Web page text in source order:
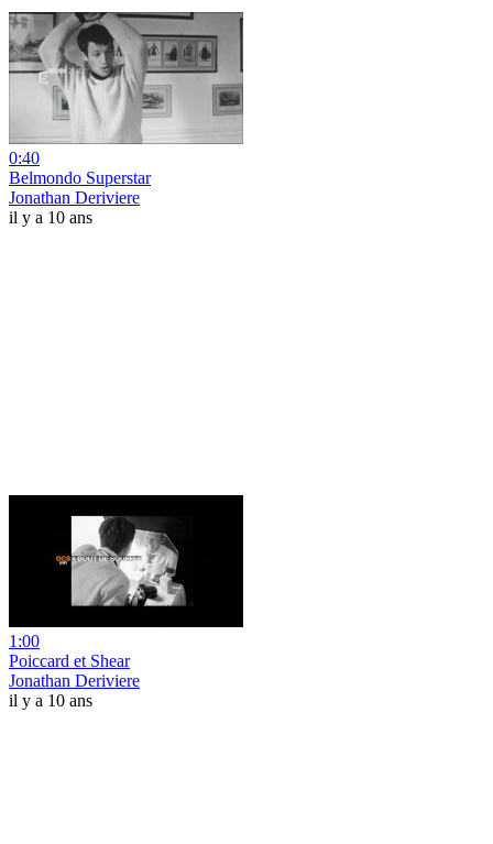
0:40
Belmondo Superstar
Jonathan Deriviere
il y a 10 ans
1:00
Poiccard et Shear
Jonathan Deriviere
il y a 10 ans